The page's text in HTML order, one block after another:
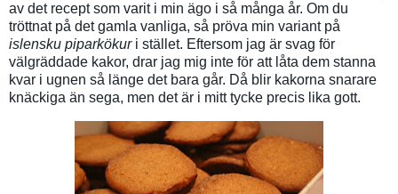
av det recept som varit i min ägo i så många år. Om du
tröttnat på det gamla vanliga, så pröva min variant på
islensku piparkökuri stället. Eftersom jag är svag för
välgräddade kakor, drar jag mig inte för att låta dem stanna
kvar i ugnen så länge det bara går. Då blir kakorna snarare
knäckiga än sega, men det är i mitt tycke precis lika gott.